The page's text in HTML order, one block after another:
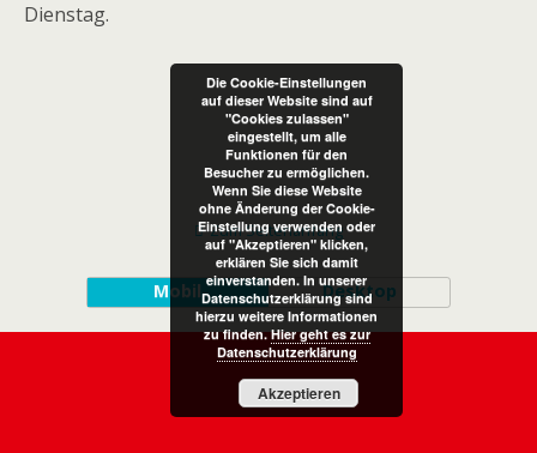
Dienstag.
Die Cookie-Einstellungen
auf dieser Website sind auf
"Cookies zulassen"
eingestellt, um alle
Funktionen für den
Besucher zu ermöglichen.
Wenn Sie diese Website
ohne Änderung der Cookie-
Einstellung verwenden oder
auf "Akzeptieren" klicken,
erklären Sie sich damit
einverstanden. In unserer
Datenschutzerklärung sind
hierzu weitere Informationen
zu finden.Hier geht es zur
Datenschutzerklärung
Akzeptieren
Zum Seitenanfang
Mobil Desktop